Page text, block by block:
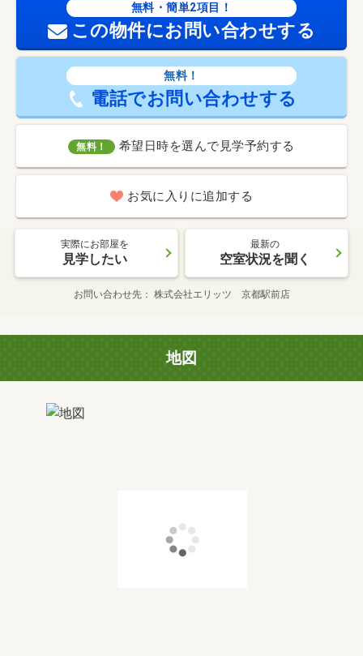
無料・簡単2項目！
この物件にお問い合わせする
無料！
電話でお問い合わせする
無料！ 希望日時を選んで見学予約する
お気に入りに追加する
実際にお部屋を
見学したい
最新の
空室状況を聞く
お問い合わせ先 株式会社エリッツ 京都駅前店
地図